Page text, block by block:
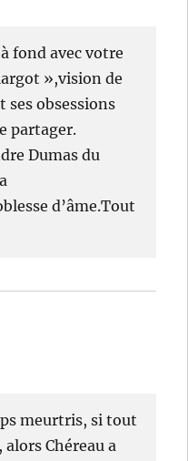
fond avec votre
»,vision de
ses obsessions
partager.
Dumas du
d’âme.Tout
meurtris, si tout
Chéreau a